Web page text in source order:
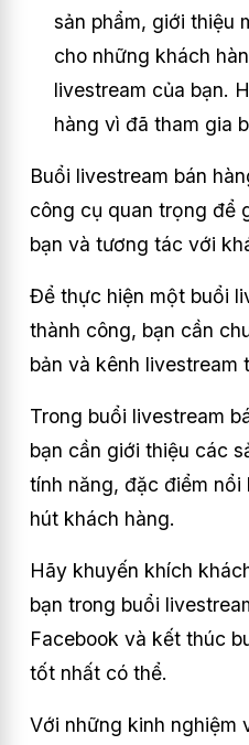
sản phẩm, giới thiệu
cho những khách
livestream của bạn.
hàng vì đã tham gia
Buổi livestream bán
công cụ quan trọng để
bạn và tương tác với
Để thực hiện một buổi
thành công, bạn cần
bản và kênh livestream
Trong buổi livestream
bạn cần giới thiệu các
tính năng, đặc điểm nổi
hút khách hàng.
Hãy khuyến khích
bạn trong buổi
Facebook và kết thúc
tốt nhất có thể.
Với những kinh nghiệm